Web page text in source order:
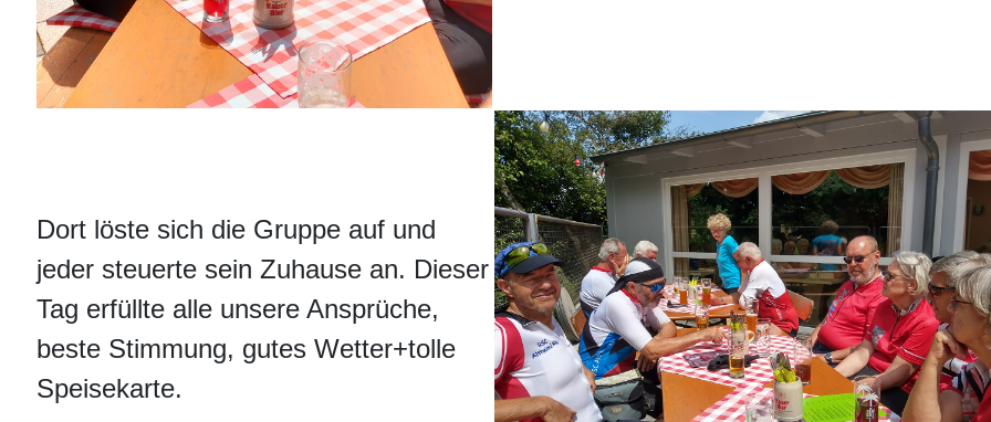
Dort löste sich die Gruppe auf und
jeder steuerte sein Zuhause an. Dieser
Tag erfüllte alle unsere Ansprüche,
beste Stimmung, gutes Wetter+tolle
Speisekarte.